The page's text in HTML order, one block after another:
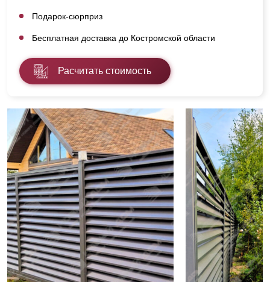
Подарок-сюрприз
Бесплатная доставка до Костромской области
Расчитать стоимость